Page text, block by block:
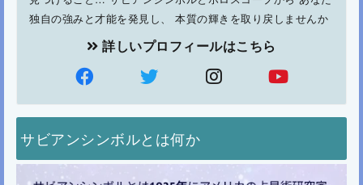
独自の強みと才能を発見し、 本質の輝きを取り戻しませんか
詳しいプロフィールはこちら
サビアンシンボルとは何か